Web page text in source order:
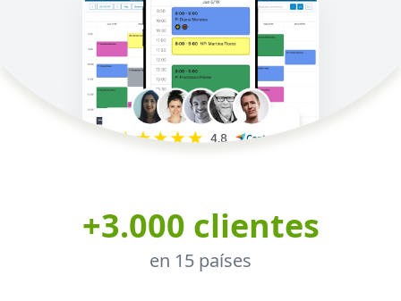
+3.000 clientes
en 15 países